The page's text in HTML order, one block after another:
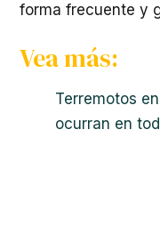
forma frecuente y
Vea más:
Terremotos
ocurran en